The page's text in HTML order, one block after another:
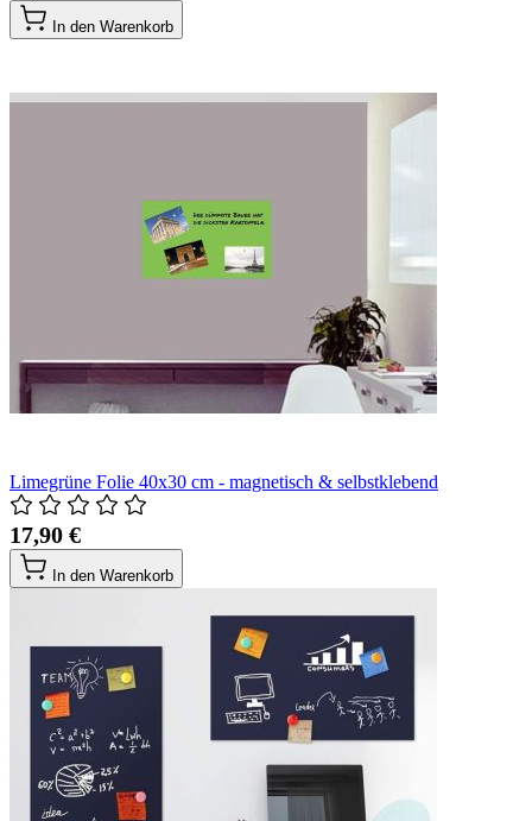
In den Warenkorb
Limegrüne Folie 40x30 cm - magnetisch & selbstklebend
17,90 €
In den Warenkorb